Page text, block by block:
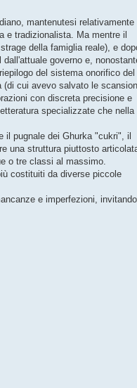
mantenutesi relativamente
e tradizionalista. Ma mentre il
della famiglia reale), e
governo e,
del sistema onorifico del
(di cui avevo salvato le
con discreta precisione e
specializzate che nella
il pugnale dei Ghurka "cukri", il
una struttura piuttosto
o tre classi al massimo.
costituiti da diverse piccole
e imperfezioni,